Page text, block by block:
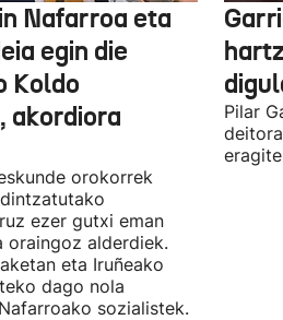
Nafarroa eta
egin die
Koldo
akordiora
orokorrek
ezer gutxi eman
oraingoz alderdiek.
eta Iruñeako
dago nola
sozialistek.
Pilar